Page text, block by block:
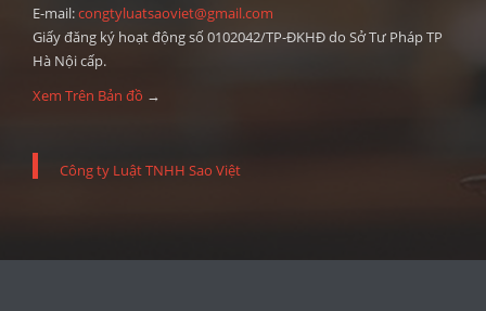
E-mail:congtyluatsaoviet@gmail.com
Giấy đăng ký hoạt động số 0102042/TP-ĐKHĐ do Sở Tư Pháp TP
Hà Nội cấp.
Xem Trên Bản đồ →
Công ty Luật TNHH Sao Việt